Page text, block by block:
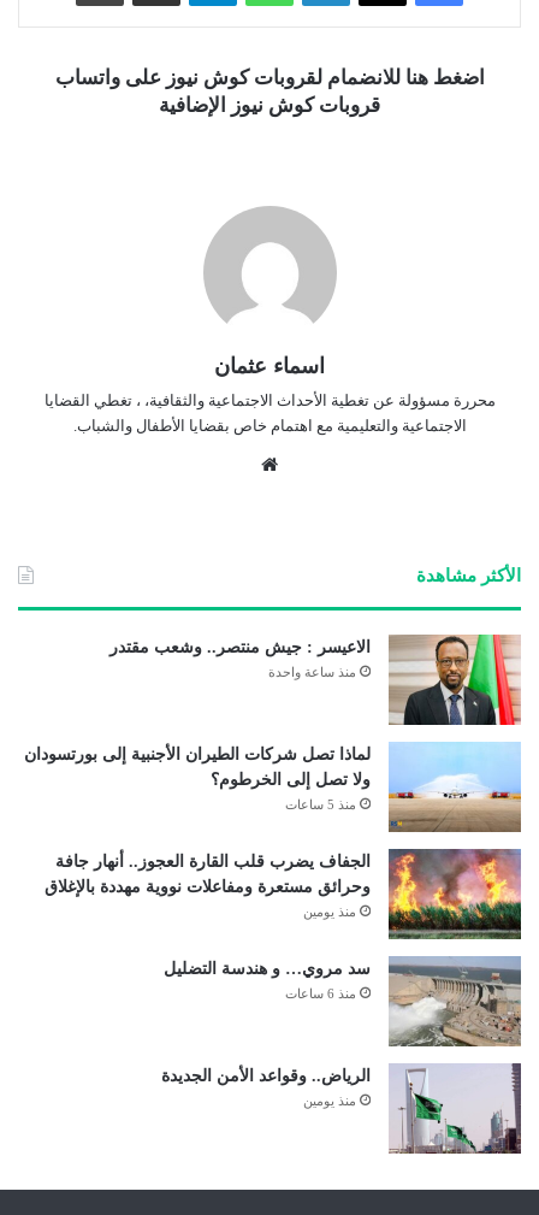
اضغط هنا للانضمام لقروبات كوش نيوز على واتساب
قروبات كوش نيوز الإضافية
اسماء عثمان
محررة مسؤولة عن تغطية الأحداث الاجتماعية والثقافية، ، تغطي القضايا
الاجتماعية والتعليمية مع اهتمام خاص بقضايا الأطفال والشباب.
الأكثر مشاهدة
الاعيسر : جيش منتصر.. وشعب مقتدر
منذ ساعة واحدة
لماذا تصل شركات الطيران الأجنبية إلى بورتسودان
ولا تصل إلى الخرطوم؟
منذ 5 ساعات
الجفاف يضرب قلب القارة العجوز.. أنهار جافة
وحرائق مستعرة ومفاعلات نووية مهددة بالإغلاق
منذ يومين
سد مروي… و هندسة التضليل
منذ 6 ساعات
الرياض.. وقواعد الأمن الجديدة
منذ يومين